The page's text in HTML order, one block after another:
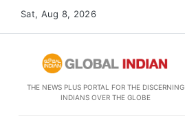
Sat, Aug 8, 2026
THE NEWS PLUS PORTAL FOR THE DISCERNING
INDIANS OVER THE GLOBE